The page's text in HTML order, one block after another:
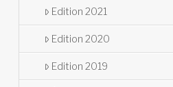
Edition 2021
Edition 2020
Edition 2019